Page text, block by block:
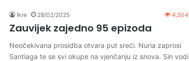
Ikre 28/02/2025 4,504
Zauvijek zajedno 95 epizoda
Neočekivana prosidba otvara put sreći. Nuria zaprosi
Santiaga te se svi okupe na vjenčanju iz snova. Sin vodi